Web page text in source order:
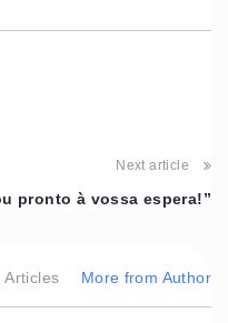
Next article
pronto à vossa espera!”
Articles More from Author